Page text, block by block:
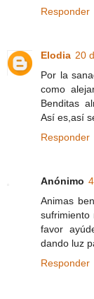
Responder
Elodia 20
Por la
como
Benditas
Así es,así
Responder
Anónimo
Animas
sufrimiento
favor
dando luz
Responder